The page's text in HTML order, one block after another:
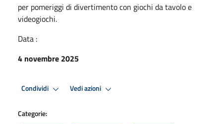
per pomeriggi di divertimento con giochi da tavolo e
videogiochi.
Data :
4 novembre 2025
Condividi Vedi azioni
Categorie: